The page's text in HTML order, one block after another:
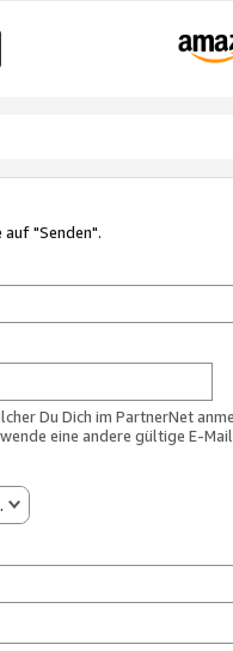
"Senden".
Du Dich im PartnerNet
eine andere gültige E-